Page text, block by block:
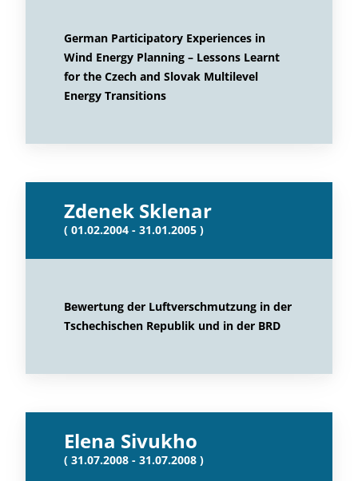
German Participatory Experiences in
Wind Energy Planning – Lessons Learnt
for the Czech and Slovak Multilevel
Energy Transitions
Zdenek Sklenar
( 01.02.2004 - 31.01.2005 )
Bewertung der Luftverschmutzung in der
Tschechischen Republik und in der BRD
Elena Sivukho
( 31.07.2008 - 31.07.2008 )